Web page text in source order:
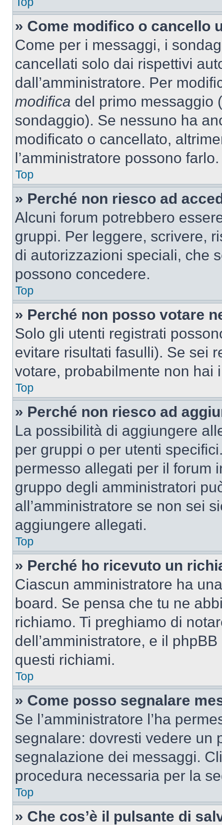
» Come modifico o cancello
Come per i messaggi, i
cancellati solo dai rispettivi
dall’amministratore. Per
modifica del primo messaggio
sondaggio). Se nessuno ha
modificato o cancellato,
l’amministratore possono farlo.
Top
» Perché non riesco ad
Alcuni forum potrebbero
gruppi. Per leggere, scrivere,
di autorizzazioni speciali, che
possono concedere.
Top
» Perché non posso votare
Solo gli utenti registrati
evitare risultati fasulli). Se sei
votare, probabilmente non hai
Top
» Perché non riesco ad
La possibilità di aggiungere
per gruppi o per utenti
permesso allegati per il forum
gruppo degli amministratori
all’amministratore se non sei
aggiungere allegati.
Top
» Perché ho ricevuto un
Ciascun amministratore ha
board. Se pensa che tu ne
richiamo. Ti preghiamo di
dell’amministratore, e il
questi richiami.
Top
» Come posso segnalare
Se l’amministratore l’ha
segnalare: dovresti vedere un
segnalazione dei messaggi.
procedura necessaria per la
Top
» Che cos’è il pulsante di